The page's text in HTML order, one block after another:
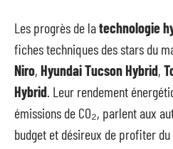
Les progrès de latechnologie
fiches techniques des stars du
Niro, Hyundai Tucson Hybrid,
Hybrid. Leur rendement
émissions de CO₂, parlent aux
budget et désireux de profiter du